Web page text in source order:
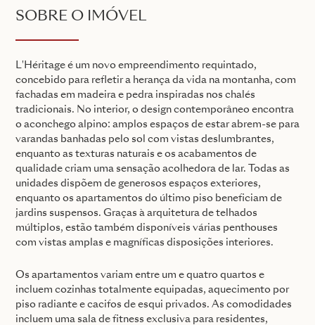
SOBRE O IMÓVEL
L'Héritage é um novo empreendimento requintado,
concebido para refletir a herança da vida na montanha, com
fachadas em madeira e pedra inspiradas nos chalés
tradicionais. No interior, o design contemporâneo encontra
o aconchego alpino: amplos espaços de estar abrem-se para
varandas banhadas pelo sol com vistas deslumbrantes,
enquanto as texturas naturais e os acabamentos de
qualidade criam uma sensação acolhedora de lar. Todas as
unidades dispõem de generosos espaços exteriores,
enquanto os apartamentos do último piso beneficiam de
jardins suspensos. Graças à arquitetura de telhados
múltiplos, estão também disponíveis várias penthouses
com vistas amplas e magníficas disposições interiores.
Os apartamentos variam entre um e quatro quartos e
incluem cozinhas totalmente equipadas, aquecimento por
piso radiante e cacifos de esqui privados. As comodidades
incluem uma sala de fitness exclusiva para residentes,